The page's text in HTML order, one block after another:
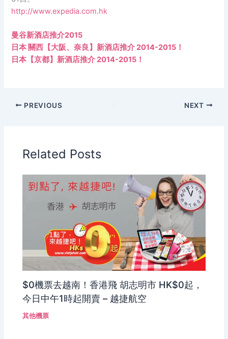
http://www.expedia.com.hk
曼谷新酒店推介2015
日本 關西【大阪、奈良】新酒店推介 2014-2015！
日本【京都】新酒店推介 2014-2015！
PREVIOUS NEXT
Related Posts
$0機票去越南！香港飛 胡志明市 HK$0起，
今日中午1時起開賣 – 越捷航空
其他機票